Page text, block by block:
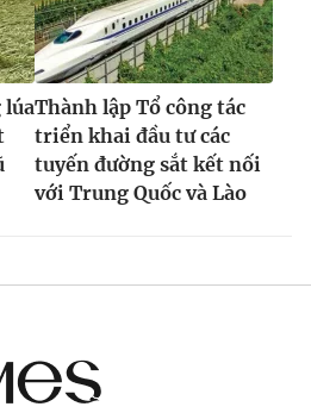
lúaThành lập Tổ công tác
triển khai đầu tư các
tuyến đường sắt kết nối
với Trung Quốc và Lào